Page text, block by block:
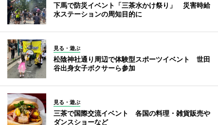
下馬で防災イベント「三茶水かけ祭り」 災害時給
水ステーションの周知目的に
見る・遊ぶ
松陰神社通り周辺で体験型スポーツイベント 世田
谷出身女子ボクサーら参加
見る・遊ぶ
三茶で国際交流イベント 各国の料理・雑貨販売や
ダンスショーなど